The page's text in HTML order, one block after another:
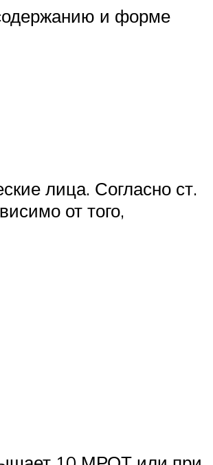
и форме
лица. Согласно ст.
от того,